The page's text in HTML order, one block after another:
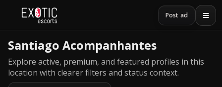
Post ad
Santiago Acompanhantes
Explore active, premium, and featured profiles in this
location with clearer filters and status context.